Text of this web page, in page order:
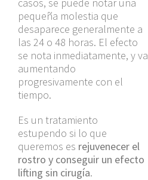
pequeña molestia que
desaparece generalmente a
las 24 o 48 horas. El efecto
se nota inmediatamente, y va
aumentando
progresivamente con el
tiempo.
Es un tratamiento
estupendo si lo que
queremos es rejuvenecer el
rostro y conseguir un efecto
lifting sin cirugía.